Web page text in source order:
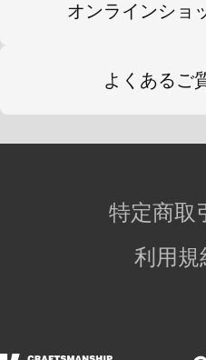
オンラインショ
よくあるご
特定商取
利用規